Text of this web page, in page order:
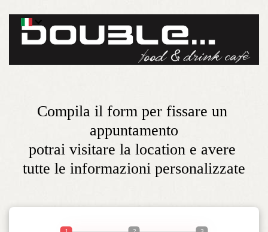
Compila il form per fissare un
appuntamento
potrai visitare la location e avere
tutte le informazioni personalizzate